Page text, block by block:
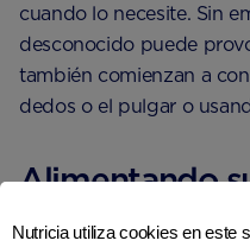
cuando lo necesite. Sin
desconocido puede
también comienzan a
dedos o el pulgar o
Alimentando
Nutricia utiliza cookies en este